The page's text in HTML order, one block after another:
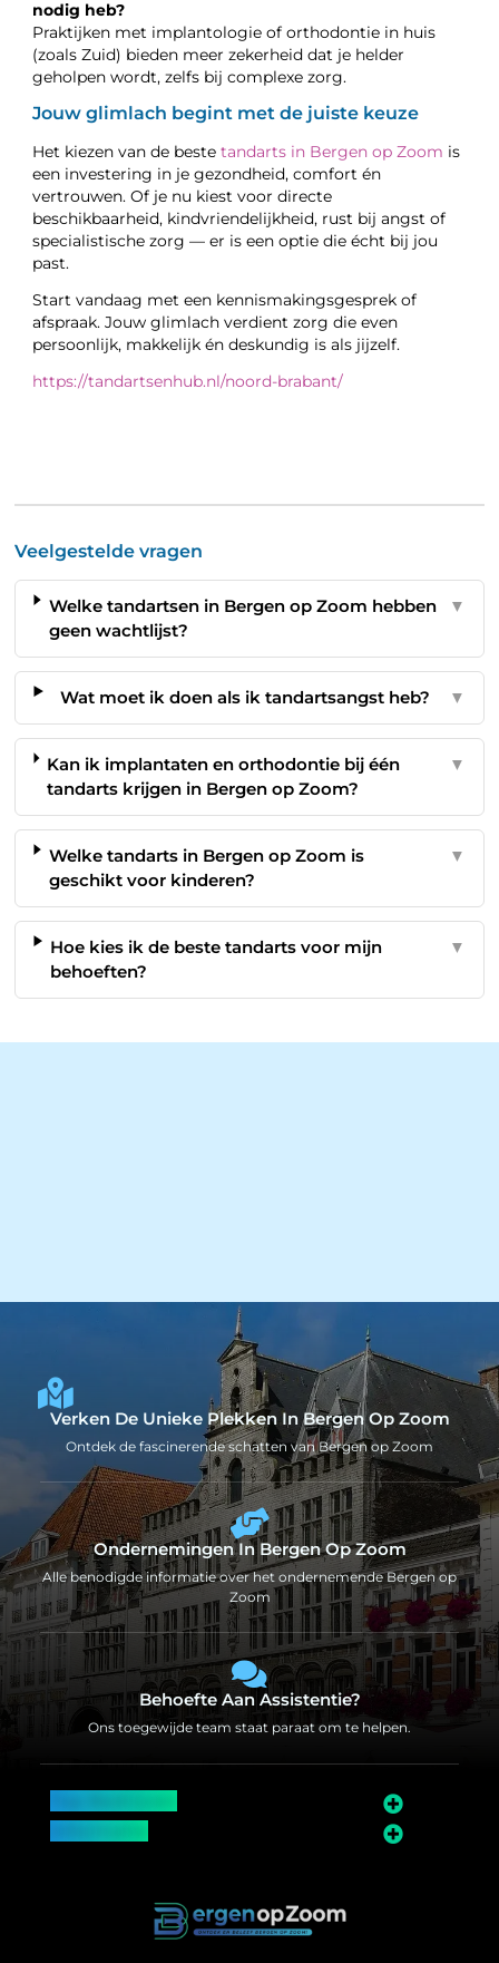
nodig heb?
Praktijken met implantologie of orthodontie in huis
(zoals Zuid) bieden meer zekerheid dat je helder
geholpen wordt, zelfs bij complexe zorg.
Jouw glimlach begint met de juiste keuze
Het kiezen van de bestetandarts in Bergen op Zoom is
een investering in je gezondheid, comfort én
vertrouwen. Of je nu kiest voor directe
beschikbaarheid, kindvriendelijkheid, rust bij angst of
specialistische zorg — er is een optie die écht bij jou
past.
Start vandaag met een kennismakingsgesprek of
afspraak. Jouw glimlach verdient zorg die even
persoonlijk, makkelijk én deskundig is als jijzelf.
https://tandartsenhub.nl/noord-brabant/
Veelgestelde vragen
Welke tandartsen in Bergen op Zoom hebben
geen wachtlijst?
▼
Wat moet ik doen als ik tandartsangst heb? ▼
Kan ik implantaten en orthodontie bij één
tandarts krijgen in Bergen op Zoom?
▼
Welke tandarts in Bergen op Zoom is
geschikt voor kinderen?
▼
Hoe kies ik de beste tandarts voor mijn
behoeften?
▼
Verken De Unieke Plekken In Bergen Op Zoom
Ontdek de fascinerende schatten van Bergen op Zoom
Ondernemingen In Bergen Op Zoom
Alle benodigde informatie over het ondernemende Bergen op
Zoom
Behoefte Aan Assistentie?
Ons toegewijde team staat paraat om te helpen.